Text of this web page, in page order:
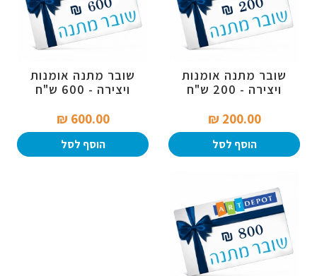
שובר מתנה אומנות
ויצירה - 200 ש"ח
200.00 ₪‎
הוסף לסל
שובר מתנה אומנות
ויצירה - 600 ש"ח
600.00 ₪‎
הוסף לסל